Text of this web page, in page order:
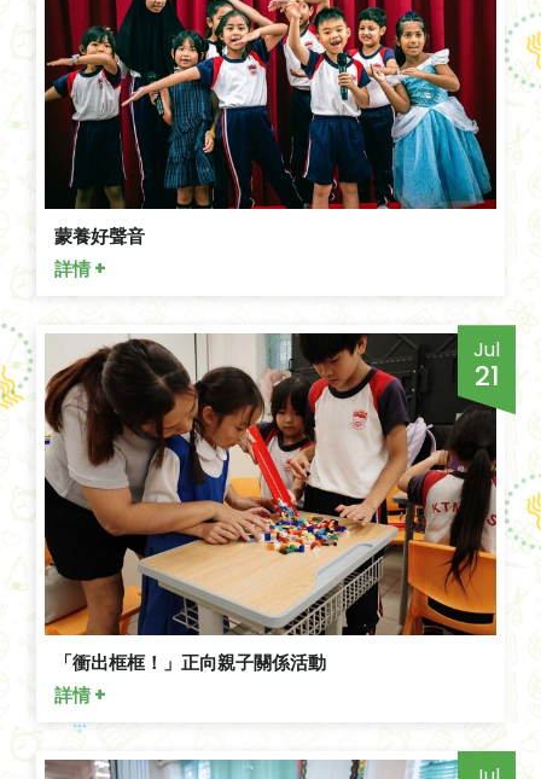
蒙養好聲音
詳情 +
Jul
21
「衝出框框！」正向親子關係活動
詳情 +